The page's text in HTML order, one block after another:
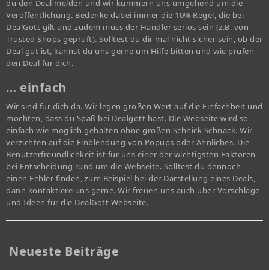
du den Deal melden und wir kümmern uns umgehend um die
Veröffentlichung. Bedenke dabei immer die 10% Regel, die bei
DealGott gilt und zudem muss der Händler seriös sein (z.B. von
Trusted Shops geprüft). Solltest du dir mal nicht sicher sein, ob der
Deal gut ist, kannst du uns gerne um Hilfe bitten und wie prüfen
den Deal für dich.
… einfach
Wir sind für dich da. Wir legen großen Wert auf die Einfachheit und
möchten, dass du Spaß bei Dealgott hast. Die Webseite wird so
einfach wie möglich gehalten ohne großen Schnick Schnack. Wir
verzichten auf die Einblendung von Popups oder Ähnliches. Die
Benutzerfreundlichkeit ist für uns einer der wichtigsten Faktoren
bei Entscheidung rund um die Webseite. Solltest du dennoch
einen Fehler finden, zum Beispiel bei der Darstellung eines Deals,
dann kontaktiere uns gerne. Wir freuen uns auch über Vorschläge
und Ideen für die DealGott Webseite.
Neueste Beiträge